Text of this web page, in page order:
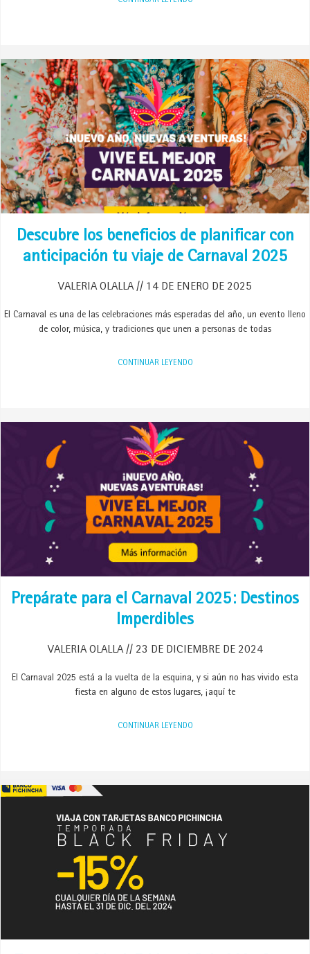
Descubre los beneficios de planificar con
anticipación tu viaje de Carnaval 2025
VALERIA OLALLA 14 DE ENERO DE 2025
El Carnaval es una de las celebraciones más esperadas del año, un evento lleno
de color, música, y tradiciones que unen a personas de todas
CONTINUAR LEYENDO
Prepárate para el Carnaval 2025: Destinos
Imperdibles
VALERIA OLALLA 23 DE DICIEMBRE DE 2024
El Carnaval 2025 está a la vuelta de la esquina, y si aún no has vivido esta
fiesta en alguno de estos lugares, ¡aquí te
CONTINUAR LEYENDO